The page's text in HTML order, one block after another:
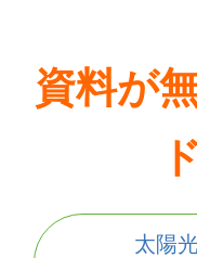
資料が
太陽